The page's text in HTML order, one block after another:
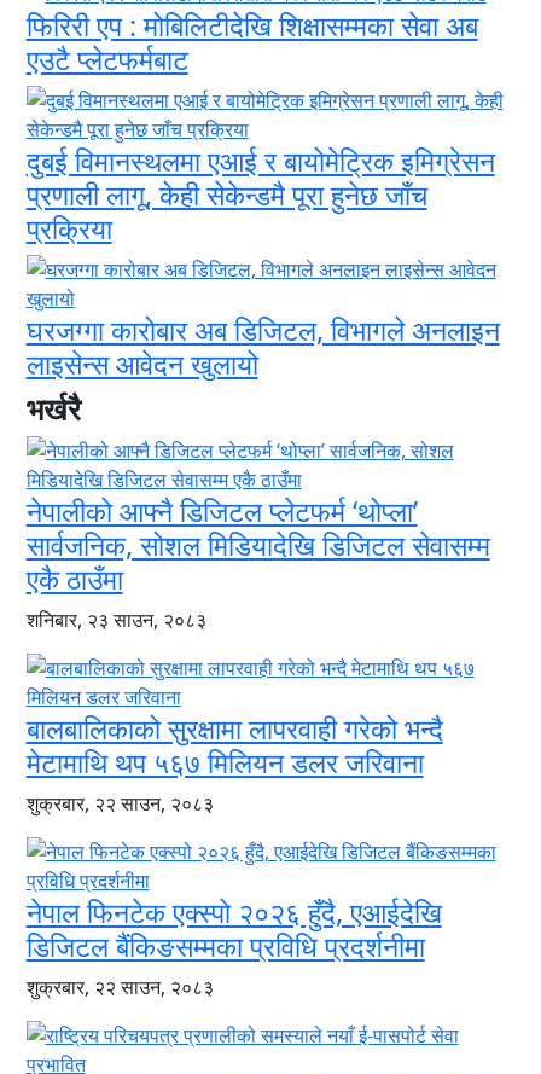
फिरिरी एप : मोबिलिटीदेखि शिक्षासम्मका सेवा अब
एउटै प्लेटफर्मबाट
दुबई विमानस्थलमा एआई र बायोमेट्रिक इमिग्रेसन
प्रणाली लागू, केही सेकेन्डमै पूरा हुनेछ जाँच
प्रक्रिया
घरजग्गा कारोबार अब डिजिटल, विभागले अनलाइन
लाइसेन्स आवेदन खुलायो
भर्खरै
नेपालीको आफ्नै डिजिटल प्लेटफर्म ‘थोप्ला’
सार्वजनिक, सोशल मिडियादेखि डिजिटल सेवासम्म
एकै ठाउँमा
शनिबार, २३ साउन, २०८३
बालबालिकाको सुरक्षामा लापरवाही गरेको भन्दै
मेटामाथि थप ५६७ मिलियन डलर जरिवाना
शुक्रबार, २२ साउन, २०८३
नेपाल फिनटेक एक्स्पो २०२६ हुँदै, एआईदेखि
डिजिटल बैंकिङसम्मका प्रविधि प्रदर्शनीमा
शुक्रबार, २२ साउन, २०८३